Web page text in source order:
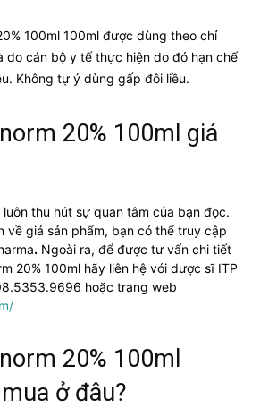
100ml 100ml được dùng theo chỉ
do cán bộ y tế thực hiện do đó hạn chế
Không tự ý dùng gấp đôi liều.
20% 100ml giá
luôn thu hút sự quan tâm của bạn đọc.
về giá sản phẩm, bạn có thể truy cập
. Ngoài ra, để được tư vấn chi tiết
20% 100ml hãy liên hệ với dược sĩ ITP
hoặc trang web
20% 100ml
ở đâu?